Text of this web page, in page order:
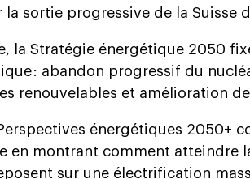
la sortie progressive de la Suisse
la Stratégie énergétique 2050
: abandon progressif du
renouvelables et amélioration
énergétiques 2050+
en montrant comment atteindre
sur une électrification